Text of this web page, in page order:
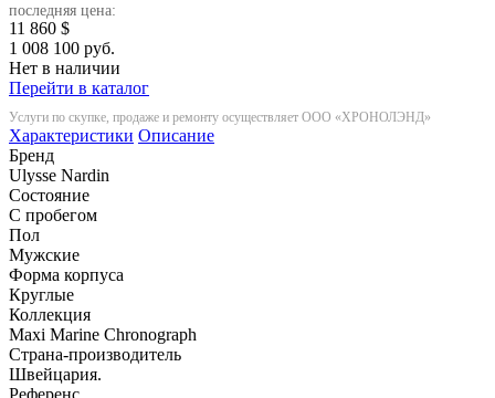
последняя цена:
11 860 $
1 008 100 руб.
Нет в наличии
Перейти в каталог
Услуги по скупке, продаже и ремонту осуществляет ООО «ХРОНОЛЭНД»
Характеристики Описание
Бренд
Ulysse Nardin
Состояние
С пробегом
Пол
Мужские
Форма корпуса
Круглые
Коллекция
Maxi Marine Chronograph
Страна-производитель
Швейцария.
Референс